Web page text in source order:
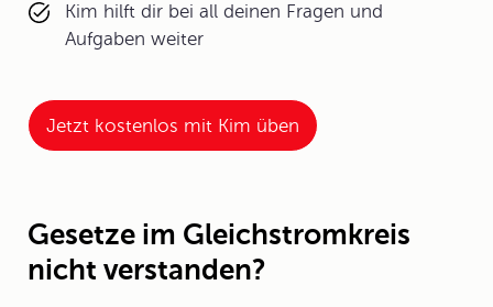
Kim hilft dir bei all deinen Fragen und
Aufgaben weiter
Jetzt kostenlos mit Kim üben
Gesetze im Gleichstromkreis
nicht verstanden?